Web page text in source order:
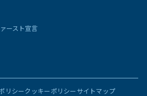
ースト宣言
リシークッキーポリシーサイトマップ